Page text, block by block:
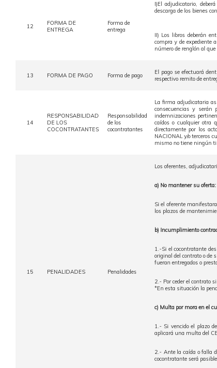
12
FORMA DE
ENTREGA
Forma de
entrega
I)El adjudicatario,
descarga de los bienes
II) Los libros deberán
compra y de expediente
número de renglón al que
13 FORMA DE PAGO Forma de pago
El pago se efectuará
respectivo remito de
14
RESPONSABILIDAD
DE LOS
COCONTRATANTES
Responsabilidad
de los
cocontratantes
La firma adjudicataria
consecuencias y serán
indemnizaciones
caídos o cualquier otra
directamente por los
NACIONAL y/o terceros
mismo no tiene ningún
15 PENALIDADES Penalidades
Los oferentes,
a) No mantener su oferta:
Si el oferente
los plazos de
b) Incumplimiento
1.-Si el cocontratante
original del contrato o de
fueran entregados o
2.- Por ceder el contrato
*En esta situación la
c) Multa por mora en el
1.- Si vencido el plazo
aplicará una multa del
2.- Ante la caída o falla
cocontratante será